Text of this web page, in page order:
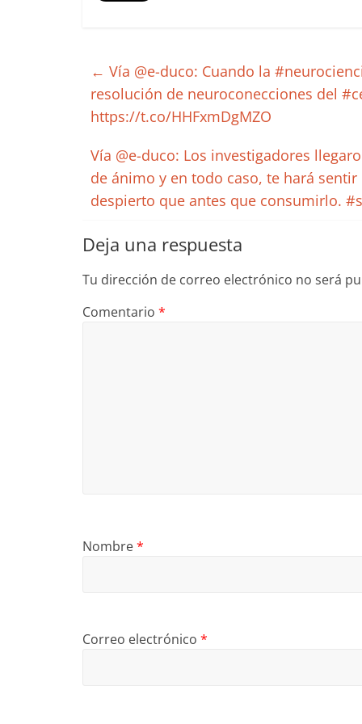
← Vía @e-duco: Cuando la
resolución de neuroconecciones del
https://t.co/HHFxmDgMZO
Vía @e-duco: Los investigadores
de ánimo y en todo caso, te hará
despierto que antes que consumirlo.
Deja una respuesta
Tu dirección de correo electrónico no será
Comentario *
Nombre*
Correo electrónico *